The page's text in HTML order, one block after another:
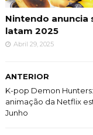
Nintendo anuncia
latam 2025
Abril 29, 2025
ANTERIOR
K-pop Demon Hunters:
animação da Netflix
Junho